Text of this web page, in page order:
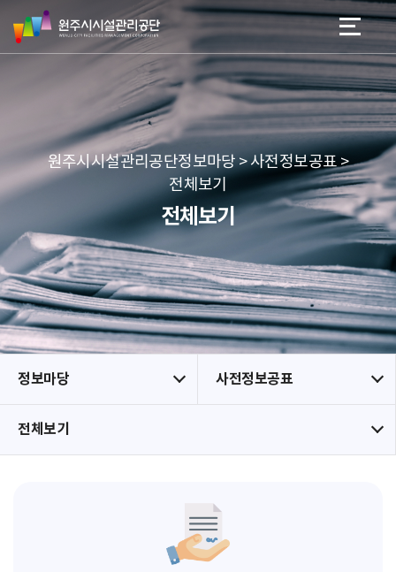
네
본문 바로가기
메뉴 바로가기
원
주
시
리
공
단
원주시시설관리공단정보마당 > 사전정보공표 >
전체보기
전체보기
정보마당 사전정보공표
전체보기